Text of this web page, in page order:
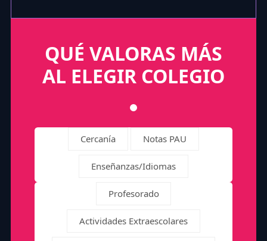
QUÉ VALORAS MÁS
AL ELEGIR COLEGIO
Cercanía Notas PAU
Enseñanzas/Idiomas
Profesorado
Actividades Extraescolares